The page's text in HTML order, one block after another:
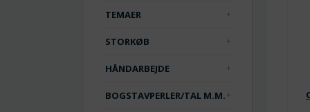
TEMAER
STORKØB
HÅNDARBEJDE
BOGSTAVPERLER/TAL M.M.